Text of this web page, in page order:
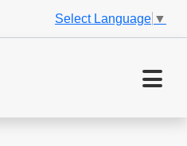
Select Language ▼